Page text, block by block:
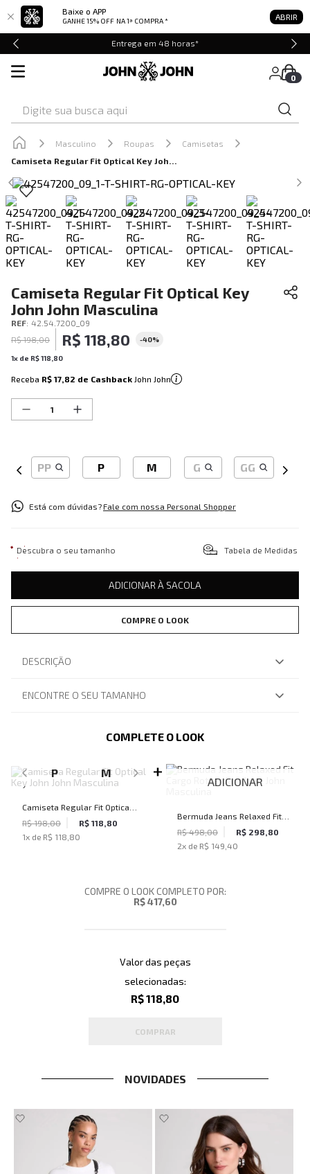
Baixe o APP
GANHE 15% OFF NA 1ª COMPRA * ABRIR
Entrega em 48 horas*
0
Masculino Roupas
Camisetas
Camiseta Regular Fit Optical Key John John Masculina
Camiseta Regular Fit Optical Key
John John Masculina
REF: 42.54.7200_09
R$ 198,00 R$ 118,80 -40%
1x de R$118 80
Receba R$ 17,82 de Cashback John John
PP P M G GG
Está com dúvidas?Fale com nossa Personal Shopper
Descubra o seu tamanho Tabela de Medidas
ADICIONAR À SACOLA
COMPRE O LOOK
DESCRIÇÃO
ENCONTRE O SEU TAMANHO
COMPLETE O LOOK
P M
Camiseta Regular Fit Optical
Key John John Masculina
R$ 198,00
R$ 118,80
1x de R$ 118,80
ADICIONAR
Bermuda Jeans Relaxed Fit
Cargo Rotterdam John John
Masculina
R$ 498,00
R$ 298,80
2x de R$ 149,40
COMPRE O LOOK COMPLETO POR:
R$ 417,60
Valor das peças
selecionadas:
R$ 118,80
COMPRAR
NOVIDADES